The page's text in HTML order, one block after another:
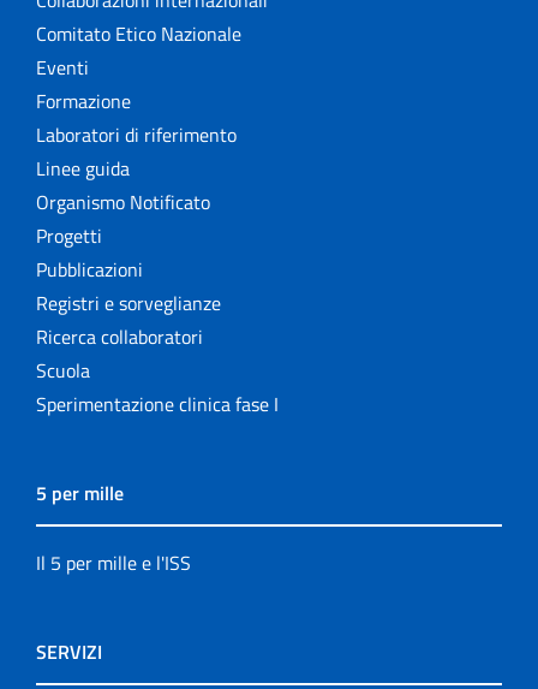
Comitato Etico Nazionale
Eventi
Formazione
Laboratori di riferimento
Linee guida
Organismo Notificato
Progetti
Pubblicazioni
Registri e sorveglianze
Ricerca collaboratori
Scuola
Sperimentazione clinica fase I
5 per mille
Il 5 per mille e l'ISS
SERVIZI